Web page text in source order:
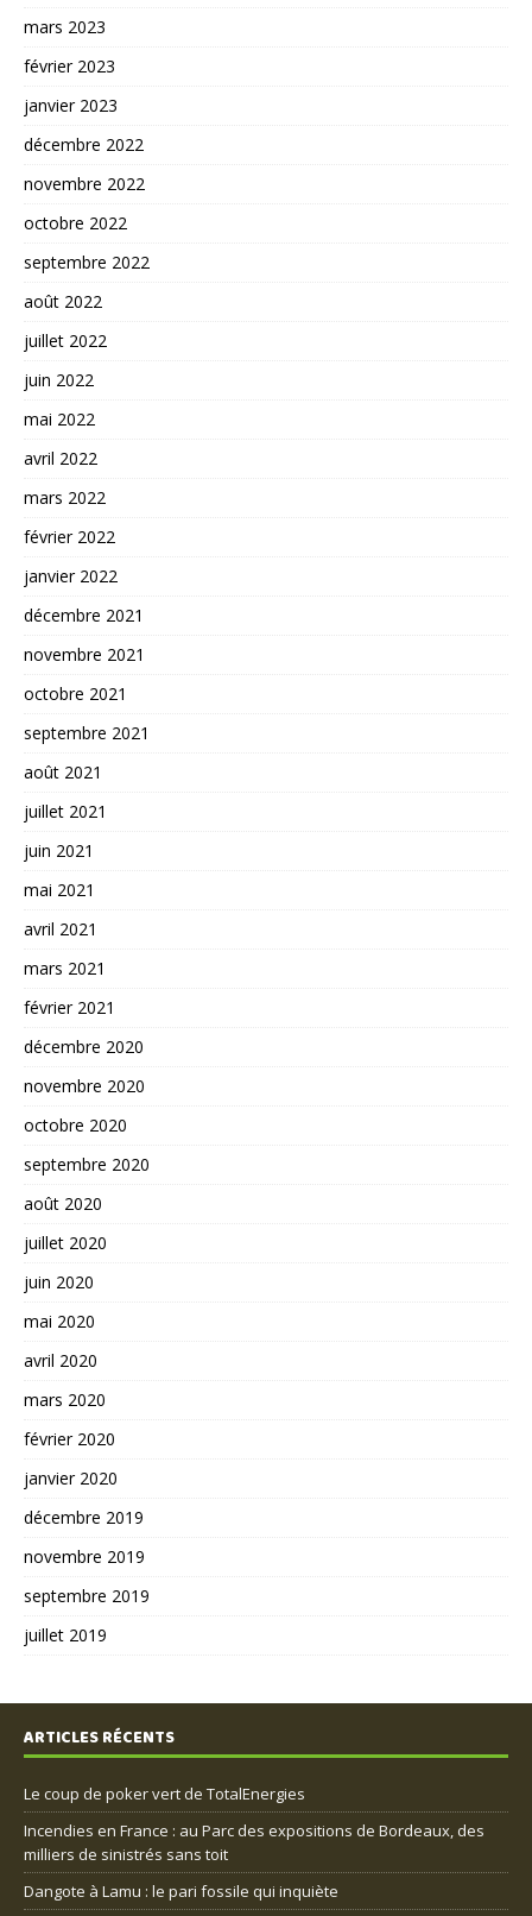
mars 2023
février 2023
janvier 2023
décembre 2022
novembre 2022
octobre 2022
septembre 2022
août 2022
juillet 2022
juin 2022
mai 2022
avril 2022
mars 2022
février 2022
janvier 2022
décembre 2021
novembre 2021
octobre 2021
septembre 2021
août 2021
juillet 2021
juin 2021
mai 2021
avril 2021
mars 2021
février 2021
décembre 2020
novembre 2020
octobre 2020
septembre 2020
août 2020
juillet 2020
juin 2020
mai 2020
avril 2020
mars 2020
février 2020
janvier 2020
décembre 2019
novembre 2019
septembre 2019
juillet 2019
ARTICLES RÉCENTS
Le coup de poker vert de TotalEnergies
Incendies en France : au Parc des expositions de Bordeaux, des
milliers de sinistrés sans toit
Dangote à Lamu : le pari fossile qui inquiète